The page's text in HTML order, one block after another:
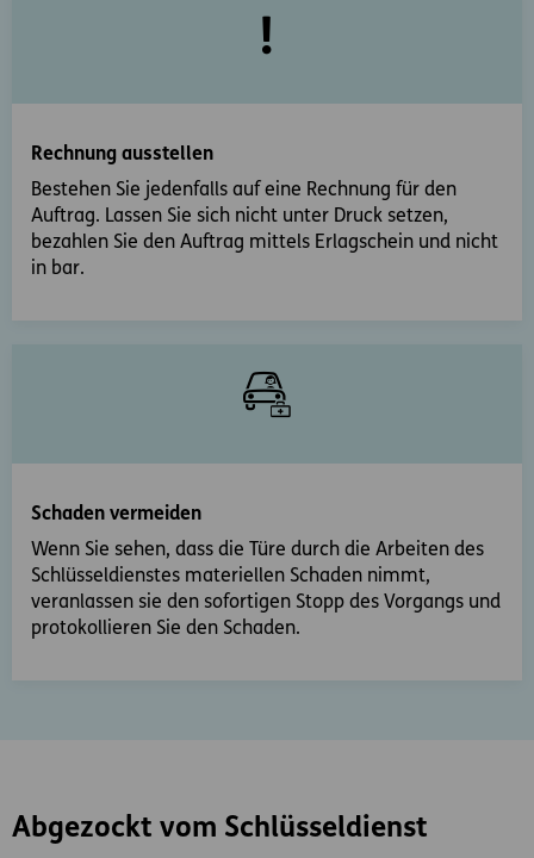
Rechnung ausstellen
Bestehen Sie jedenfalls auf eine Rechnung für den
Auftrag. Lassen Sie sich nicht unter Druck setzen,
bezahlen Sie den Auftrag mittels Erlagschein und nicht
in bar.
Schaden vermeiden
Wenn Sie sehen, dass die Türe durch die Arbeiten des
Schlüsseldienstes materiellen Schaden nimmt,
veranlassen sie den sofortigen Stopp des Vorgangs und
protokollieren Sie den Schaden.
Abgezockt vom Schlüsseldienst